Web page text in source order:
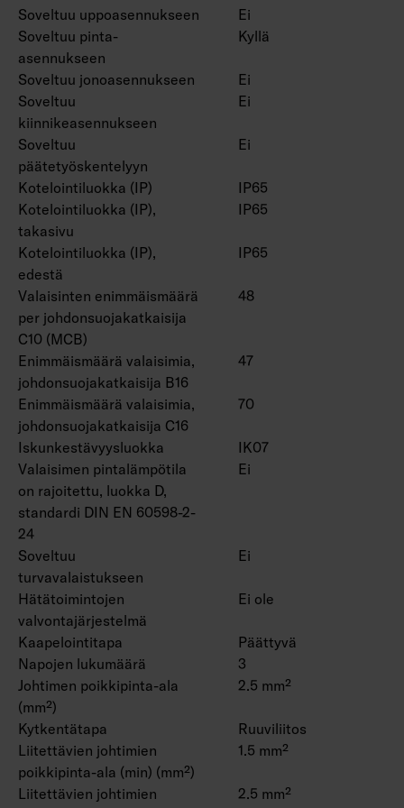
Soveltuu uppoasennukseen
Ei
Soveltuu pinta-
asennukseen
Kyllä
Soveltuu jonoasennukseen
Ei
Soveltuu
kiinnikeasennukseen
Ei
Soveltuu
päätetyöskentelyyn
Ei
Kotelointiluokka (IP)
IP65
Kotelointiluokka (IP),
takasivu
IP65
Kotelointiluokka (IP),
edestä
IP65
Valaisinten enimmäismäärä
per johdonsuojakatkaisija
C10 (MCB)
48
Enimmäismäärä valaisimia,
johdonsuojakatkaisija B16
47
Enimmäismäärä valaisimia,
johdonsuojakatkaisija C16
70
Iskunkestävyysluokka
IK07
Valaisimen pintalämpötila
on rajoitettu, luokka D,
standardi DIN EN 60598-2-
24
Ei
Soveltuu
turvavalaistukseen
Ei
Hätätoimintojen
valvontajärjestelmä
Ei ole
Kaapelointitapa
Päättyvä
Napojen lukumäärä
3
Johtimen poikkipinta-ala
(mm²)
2.5 mm²
Kytkentätapa
Ruuviliitos
Liitettävien johtimien
poikkipinta-ala (min) (mm²)
1.5 mm²
Liitettävien johtimien
2.5 mm²